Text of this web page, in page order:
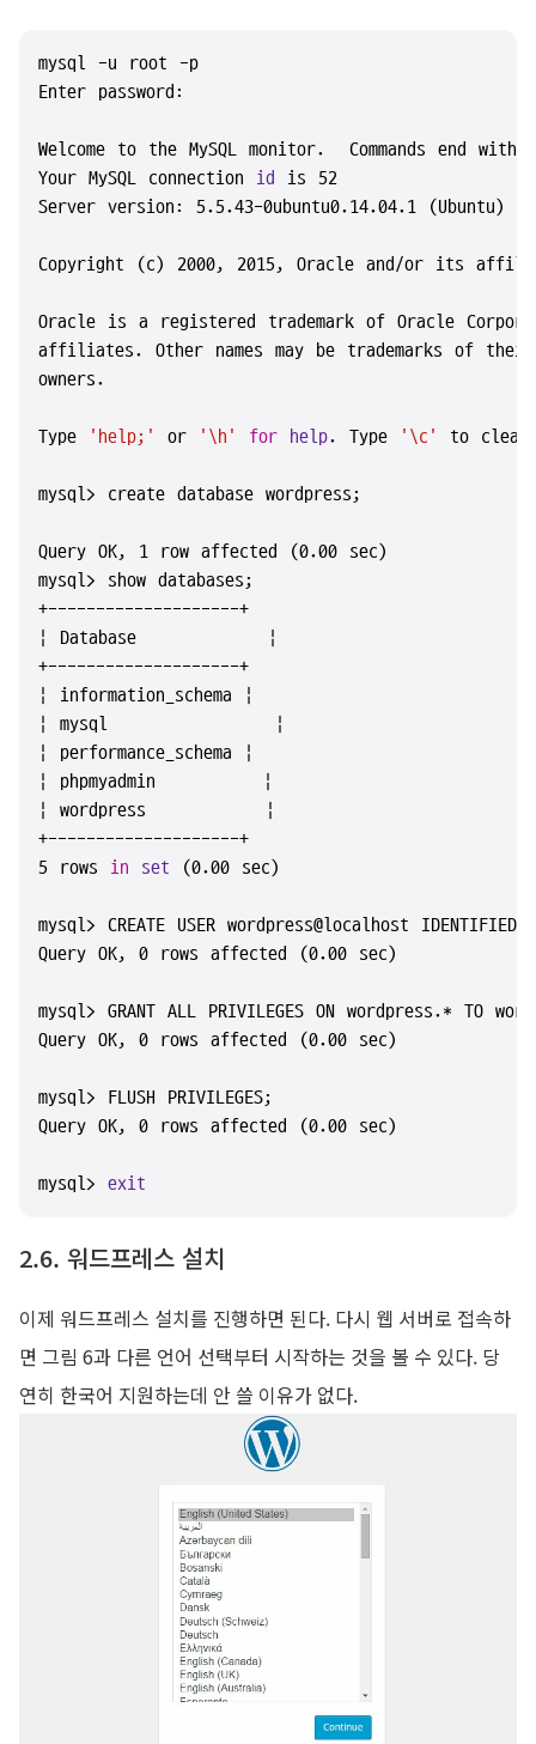
mysql -u root -p
Enter password:
Welcome to the MySQL monitor.  Commands end
Your MySQL connection id is 52
Server version: 5.5.43-0ubuntu0.14.04.1 (Ubuntu)
Copyright (c) 2000, 2015, Oracle and/or its
Oracle is a registered trademark of Oracle
affiliates. Other names may be trademarks of
owners.
Type 'help;' or '\h' for help. Type '\c' to clear
mysql> create database wordpress;
Query OK, 1 row affected (0.00 sec)
mysql> show databases;
+--------------------+
| Database           |
+--------------------+
| information_schema |
| mysql              |
| performance_schema |
| phpmyadmin         |
| wordpress          |
+--------------------+
5 rows in set (0.00 sec)
mysql> CREATE USER wordpress@localhost IDENTIFIED
Query OK, 0 rows affected (0.00 sec)
mysql> GRANT ALL PRIVILEGES ON wordpress.* TO
Query OK, 0 rows affected (0.00 sec)
mysql> FLUSH PRIVILEGES;
Query OK, 0 rows affected (0.00 sec)
mysql> exit
2.6. 워드프레스 설치
이제 워드프레스 설치를 진행하면 된다. 다시 웹 서버로 접속하
면 그림 6과 다른 언어 선택부터 시작하는 것을 볼 수 있다. 당
연히 한국어 지원하는데 안 쓸 이유가 없다.